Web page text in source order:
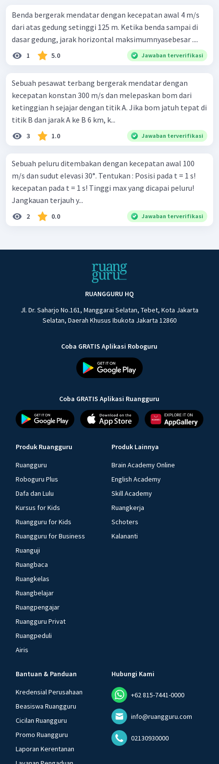
Benda bergerak mendatar dengan kecepatan awal 4 m/s
dari atas gedung setinggi 125 m. Ketika benda sampai di
dasar gedung, jarak horizontal maksimumnyasebesar ....
1 5.0 Jawaban terverifikasi
Sebuah pesawat terbang bergerak mendatar dengan
kecepatan konstan 300 m/s dan melepaskan bom dari
ketinggian h sejajar dengan titik A. Jika bom jatuh tepat di
titik B dan jarak A ke B 6 km, k...
3 1.0 Jawaban terverifikasi
Sebuah peluru ditembakan dengan kecepatan awal 100
m/s dan sudut elevasi 30°. Tentukan : Posisi pada t = 1 s!
kecepatan pada t = 1 s! Tinggi max yang dicapai peluru!
Jangkauan terjauh y...
2 0.0 Jawaban terverifikasi
RUANGGURU HQ
Jl. Dr. Saharjo No.161, Manggarai Selatan, Tebet, Kota Jakarta
Selatan, Daerah Khusus Ibukota Jakarta 12860
Coba GRATIS Aplikasi Roboguru
Coba GRATIS Aplikasi Ruangguru
Produk Ruangguru
Ruangguru
Roboguru Plus
Dafa dan Lulu
Kursus for Kids
Ruangguru for Kids
Ruangguru for Business
Ruanguji
Ruangbaca
Ruangkelas
Ruangbelajar
Ruangpengajar
Ruangguru Privat
Ruangpeduli
Airis
Produk Lainnya
Brain Academy Online
English Academy
Skill Academy
Ruangkerja
Schoters
Kalananti
Bantuan & Panduan
Kredensial Perusahaan
Beasiswa Ruangguru
Cicilan Ruangguru
Promo Ruangguru
Laporan Kerentanan
Hubungi Kami
+62 815-7441-0000
info@ruangguru.com
02130930000